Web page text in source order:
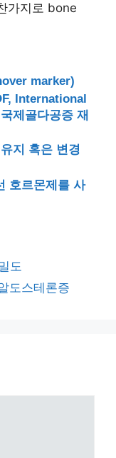
가지로 bone
marker)
International
제골다공증 재
지 혹은 변경
호르몬제를 사
도
도스테론증